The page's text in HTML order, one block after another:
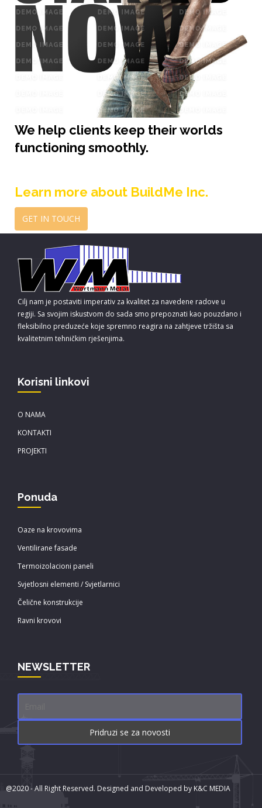
We help clients keep their worlds
functioning smoothly.
Learn more about BuildMe Inc.
GET IN TOUCH
Cilj nam je postaviti imperativ za kvalitet za navedene radove u
regiji. Sa svojim iskustvom do sada smo prepoznati kao pouzdano i
fleksibilno preduzeće koje spremno reagira na zahtjeve tržišta sa
kvalitetnim tehničkim rješenjima.
Korisni linkovi
O NAMA
KONTAKTI
PROJEKTI
Ponuda
Oaze na krovovima
Ventilirane fasade
Termoizolacioni paneli
Svjetlosni elementi / Svjetlarnici
Čelične konstrukcije
Ravni krovovi
NEWSLETTER
@2020 - All Right Reserved. Designed and Developed by K&C MEDIA